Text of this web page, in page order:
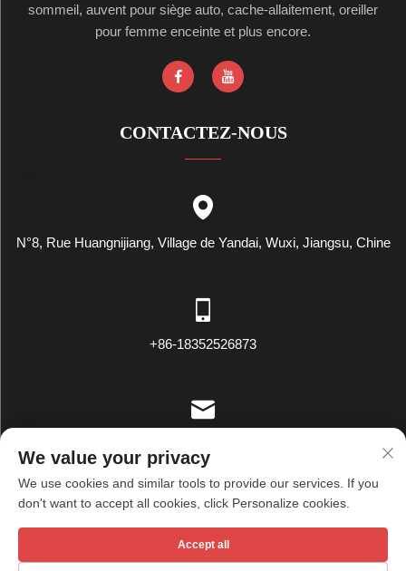
sommeil, auvent pour siège auto, cache-allaitement, oreiller
pour femme enceinte et plus encore.
CONTACTEZ-NOUS
N°8, Rue Huangnijiang, Village de Yandai, Wuxi, Jiangsu, Chine
+86-18352526873
Droits d'auteur © Wuxi Tianxiu Textile Co., Ltd. Tous droits réservés -
Politique de confidentialité
We value your privacy
We use cookies and similar tools to provide our services. If you
don't want to accept all cookies, click Personalize cookies.
Accept all